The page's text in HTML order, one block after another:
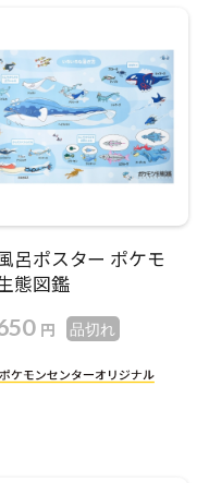
呂ポスター ポケモ
態図鑑
円 品切れ